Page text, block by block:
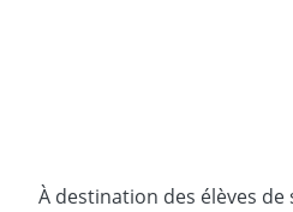
À destination des élèves